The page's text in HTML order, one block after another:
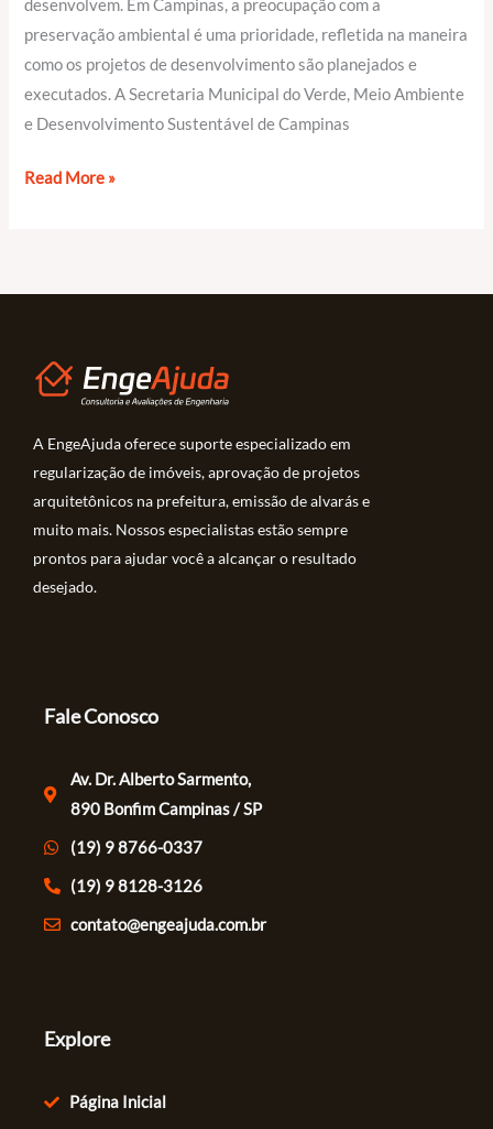
desenvolvem. Em Campinas, a preocupação com a
preservação ambiental é uma prioridade, refletida na maneira
como os projetos de desenvolvimento são planejados e
executados. A Secretaria Municipal do Verde, Meio Ambiente
e Desenvolvimento Sustentável de Campinas
Read More »
A EngeAjuda oferece suporte especializado em
regularização de imóveis, aprovação de projetos
arquitetônicos na prefeitura, emissão de alvarás e
muito mais. Nossos especialistas estão sempre
prontos para ajudar você a alcançar o resultado
desejado.
Fale Conosco
Av. Dr. Alberto Sarmento,
890 Bonfim Campinas / SP
(19) 9 8766-0337
(19) 9 8128-3126
contato@engeajuda.com.br
Explore
Página Inicial